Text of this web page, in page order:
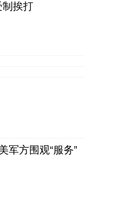
制挨打
军方围观“服务”